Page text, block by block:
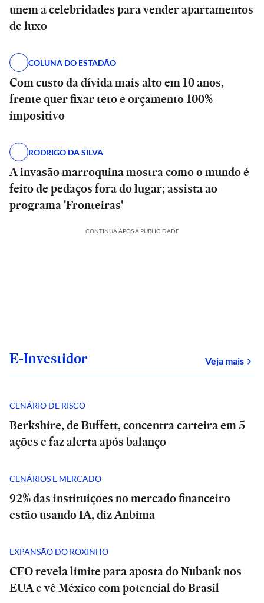
unem a celebridades para vender apartamentos
de luxo
COLUNA DO ESTADÃO
Com custo da dívida mais alto em 10 anos,
frente quer fixar teto e orçamento 100%
impositivo
RODRIGO DA SILVA
A invasão marroquina mostra como o mundo é
feito de pedaços fora do lugar; assista ao
programa 'Fronteiras'
CONTINUA APÓS A PUBLICIDADE
E-Investidor Veja mais
CENÁRIO DE RISCO
Berkshire, de Buffett, concentra carteira em 5
ações e faz alerta após balanço
CENÁRIOS E MERCADO
92% das instituições no mercado financeiro
estão usando IA, diz Anbima
EXPANSÃO DO ROXINHO
CFO revela limite para aposta do Nubank nos
EUA e vê México com potencial do Brasil